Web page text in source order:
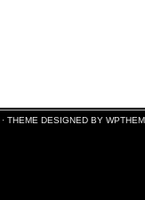
· THEME DESIGNED BY